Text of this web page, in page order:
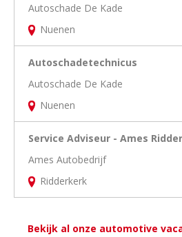
Autoschade De Kade
Nuenen
Autoschadetechnicus
Autoschade De Kade
Nuenen
Service Adviseur - Ames
Ames Autobedrijf
Ridderkerk
Bekijk al onze automotive